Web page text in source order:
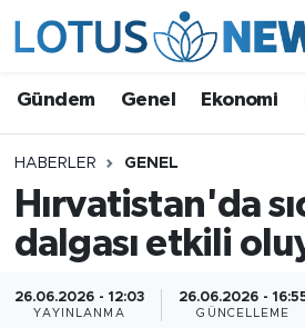
Gündem Genel Ekonomi
HABERLER GENEL
Hırvatistan'da
dalgası etkili
26.06.2026 - 12:03
YAYINLANMA
26.06.2026 -
GÜNCELLEME
Ekonomi
Dünya
Politika
Kültür - Sanat ve Tarih